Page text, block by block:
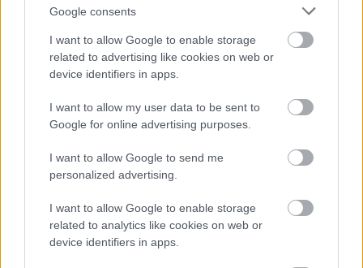
Google consents
I want to allow Google to enable storage
related to advertising like cookies on web or
device identifiers in apps.
I want to allow my user data to be sent to
Google for online advertising purposes.
I want to allow Google to send me
personalized advertising.
I want to allow Google to enable storage
related to analytics like cookies on web or
device identifiers in apps.
skimmer
ΔΙΑΒΑΣΕ ΑΚΟΜΗ:
Το «Muppet Show» της θάλασσας: Τα ψάρια με τα
παράξενα κεφάλια που κανείς δεν έχει δει ζωντανά
Αεροπορική χρεώνει και τις χειραποσκευές στα
ντουλάπια της καμπίνας - Αντιδράσεις από τους επιβάτες
LASE: Το πρώτο «υπερπανεπιστήμιο» της Βρετανίας είναι
γεγονός (tweets)